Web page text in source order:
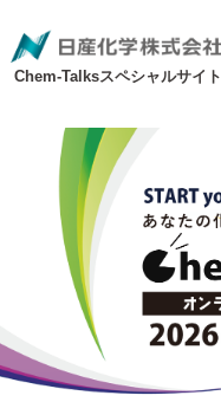
Chem-Talksスペシャルサイト